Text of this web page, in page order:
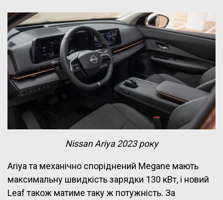
Nissan Ariya 2023 року
Ariya та механічно споріднений Megane мають
максимальну швидкість зарядки 130 кВт, і новий
Leaf також матиме таку ж потужність. За